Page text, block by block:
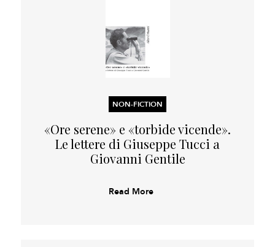
NON-FICTION
«Ore serene» e «torbide vicende».
Le lettere di Giuseppe Tucci a
Giovanni Gentile
Read More